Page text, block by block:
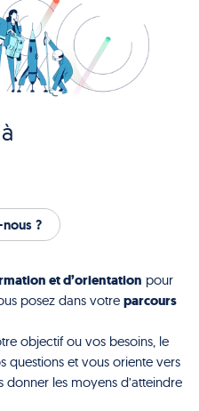
?
et d’orientation pour
posez dans votre parcours
objectif ou vos besoins, le
questions et vous oriente vers
les moyens d’atteindre